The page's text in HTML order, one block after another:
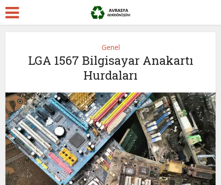
Genel
LGA 1567 Bilgisayar Anakartı
Hurdaları